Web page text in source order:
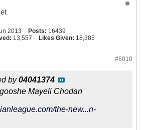
2013 Posts: 16439
13,557 Likes Given: 18,385
#6010
by04041374
Mayeli Chodan
the-new...n-